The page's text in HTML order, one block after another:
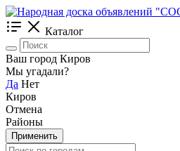
Каталог
Ваш город Киров
Мы угадали?
Да Нет
Киров
Отмена
Районы
Применить